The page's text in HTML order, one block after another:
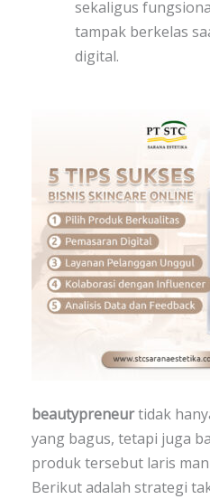
sekaligus
tampak berkelas
digital.
beautypreneurtidak
yang bagus, tetapi juga
produk tersebut laris
Berikut adalah strategi